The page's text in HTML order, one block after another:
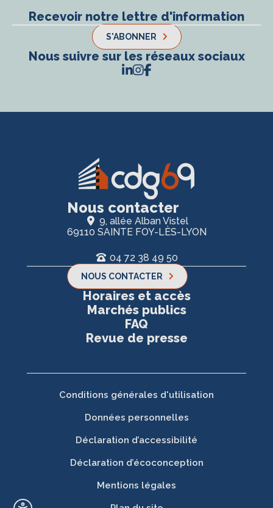
Recevoir notre lettre d'information
S'ABONNER
Nous suivre sur les réseaux sociaux
Nous contacter
9, allée Alban Vistel
69110 SAINTE FOY-LÈS-LYON
04 72 38 49 50
NOUS CONTACTER
Horaires et accès
Marchés publics
FAQ
Revue de presse
Conditions générales d'utilisation
Données personnelles
Déclaration d’accessibilité
Déclaration d’écoconception
Mentions légales